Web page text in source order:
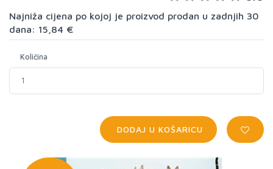
Najniža cijena po kojoj je proizvod prodan u zadnjih 30
dana: 15,84 €
Količina
DODAJ U KOŠARICU